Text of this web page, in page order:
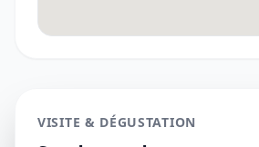
VISITE & DÉGUSTATION